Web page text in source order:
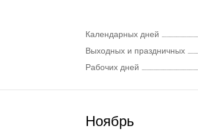
Календарных дней
Выходных и праздничных
Рабочих дней
Ноябрь